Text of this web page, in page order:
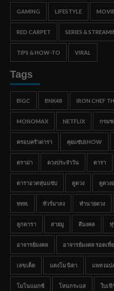
GAMING LIFESTYLE
RED CARPET SERIES &
TIPS & HOW-TO VIRAL
Tags
BIGC BNK48 IRON CHEF
MONOMAX NETFLIX กรม
ครอบครัวดารา คุยแซ่บSHOW
ดราม่า ดวงประจำวัน ดารา
ดาราอวดหุ่นแซ่บ ดูดวง ดูดวง
ททท. ทัวร์มาลง ทำนายดวง
ลูกดารา สายมู สีมงคล
อาจารย์มงคล อาจารย์มงคล รอดเที่
เลขเด็ด แตงโม นิดา แพท ณป
โมโนแมกซ์ โหนกระแส ใบเ